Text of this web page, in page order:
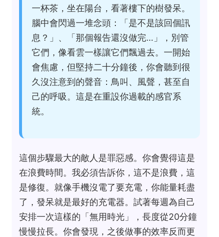
一杯茶，坐在陽台，看著樓下的樹發呆。
腦中會閃過一堆念頭：「是不是該回個訊
息？」、「那個報告還沒做完…」，別管
它們，像看雲一樣讓它們飄過去。一開始
會焦慮，但堅持二十分鐘後，你會聽到很
久沒注意到的聲音：鳥叫、風聲，甚至自
己的呼吸。這是在重設你過載的感官系
統。
這個步驟最大的敵人是罪惡感。你會覺得這是
在浪費時間。我必須告訴你，這不是浪費，這
是修復。就像手機沒電了要充電，你能量耗盡
了，發呆就是最好的充電器。試著每週為自己
安排一次這樣的「無用時光」，長度從20分鐘
慢慢拉長。你會發現，之後做事的效率反而更